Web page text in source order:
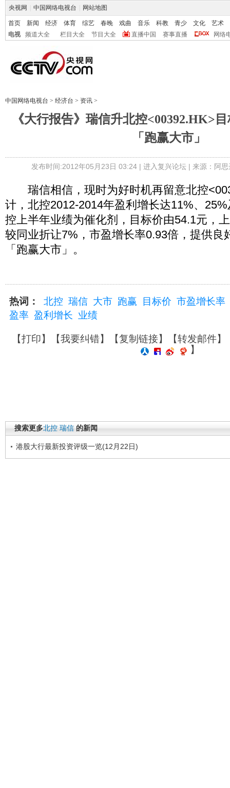
央视网 中国网络电视台 网站地图
首页 新闻 经济 体育 综艺 春晚 戏曲 音乐 科教 青少 文化
艺术
电视
频道大全 栏目大全 节目大全 直播中国 赛事直播 网络
中国网络电视台 > 经济台 > 资讯 >
《大行报告》瑞信升北控<00392.HK>
「跑赢大市」
发布时间:2012年05月23日 03:24 | 进入复兴论坛| 来源：阿
瑞信相信，现时为好时机再留意北控
计，北控2012-2014年盈利增长达11%、
控上半年业绩为催化剂，目标价由54.1元，
较同业折让7%，市盈增长率0.93倍，提供良
「跑赢大市」。
热词： 北控 瑞信 大市 跑赢 目标价 市盈增长率
盈率 盈利增长 业绩
【打印】【我要纠错】【复制链接】【转发邮件】
】
搜索更多北控 瑞信 的新闻
港股大行最新投资评级一览(12月22日)